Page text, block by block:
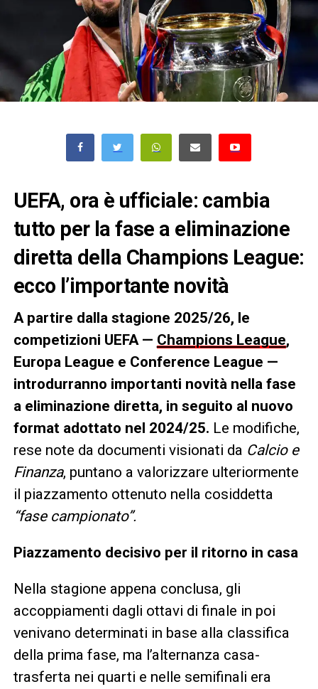
UEFA, ora è ufficiale: cambia
tutto per la fase a eliminazione
diretta della Champions League:
ecco l’importante novità
A partire dalla stagione 2025/26, le
competizioni UEFA — Champions League,
Europa League e Conference League —
introdurranno importanti novità nella fase
a eliminazione diretta, in seguito al nuovo
format adottato nel 2024/25. Le modifiche,
rese note da documenti visionati da Calcio e
Finanza, puntano a valorizzare ulteriormente
il piazzamento ottenuto nella cosiddetta
“fase campionato”.
Piazzamento decisivo per il ritorno in casa
Nella stagione appena conclusa, gli
accoppiamenti dagli ottavi di finale in poi
venivano determinati in base alla classifica
della prima fase, ma l’alternanza casa-
trasferta nei quarti e nelle semifinali era